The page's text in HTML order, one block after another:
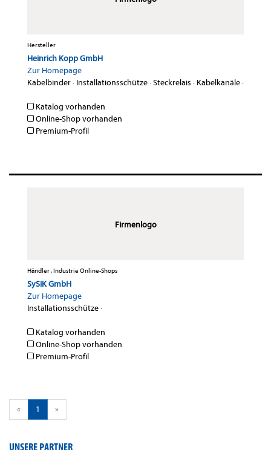
Hersteller
Heinrich Kopp GmbH
Zur Homepage
Kabelbinder· Installationsschütze·Steckrelais · Kabelkanäle·
Katalog vorhanden
Online-Shop vorhanden
Premium-Profil
Firmenlogo
Händler , Industrie Online-Shops
SySiK GmbH
Zur Homepage
Installationsschütze·
Katalog vorhanden
Online-Shop vorhanden
Premium-Profil
« 1 »